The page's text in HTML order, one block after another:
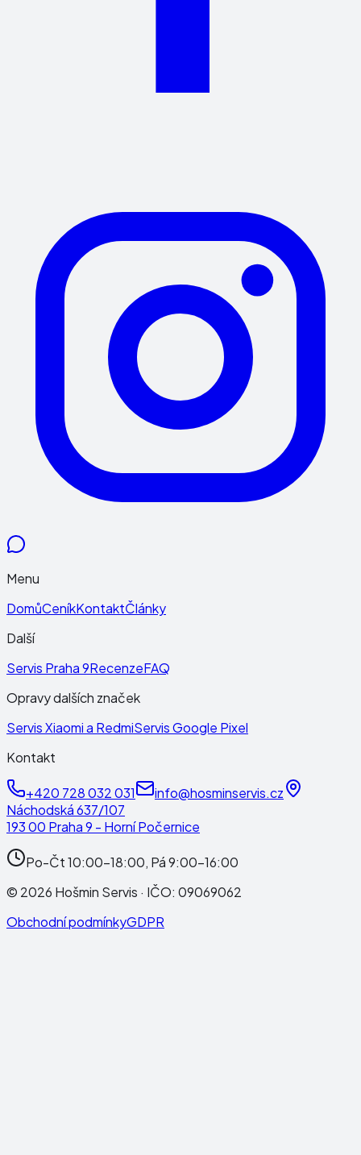
Menu
DomůCeníkKontaktČlánky
Další
Servis Praha 9RecenzeFAQ
Opravy dalších značek
Servis Xiaomi a RedmiServis Google Pixel
Kontakt
+420 728 032 031
info@hosminservis.cz
Náchodská 637/107
193 00 Praha 9 - Horní Počernice
Po-Čt 10:00-18:00, Pá 9:00-16:00
© 2026 Hošmin Servis · IČO: 09069062
Obchodní podmínkyGDPR